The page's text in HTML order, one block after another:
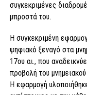
συγκεκριμένες
μπροστά του.
Η συγκεκριμένη
ψηφιακό ξεναγό στα
17ου αι., που
προβολή του
Η εφαρμογή